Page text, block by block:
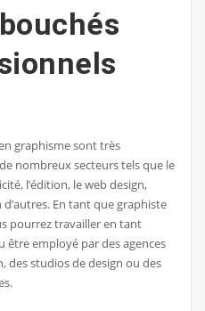
graphisme sont très
nombreux secteurs tels que le
l’édition, le web design,
d’autres. En tant que graphiste
pourrez travailler en tant
être employé par des agences
des studios de design ou des